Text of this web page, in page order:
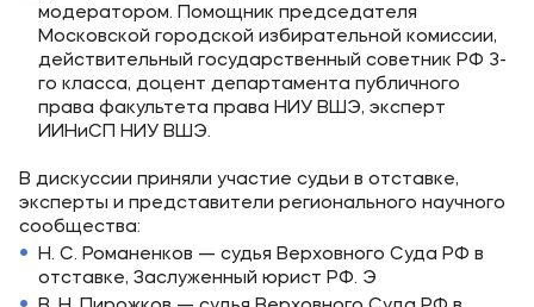
модератором. Помощник председателя
Московской городской избирательной комиссии,
действительный государственный советник РФ 3-
го класса, доцент департамента публичного
права факультета права НИУ ВШЭ, эксперт
ИИНиСП НИУ ВШЭ.
В дискуссии приняли участие судьи в отставке,
эксперты и представители регионального научного
сообщества:
Н. С. Романенков — судья Верховного Суда РФ в
отставке, Заслуженный юрист РФ. Э